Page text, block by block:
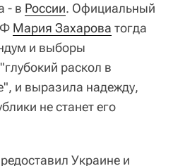
- в России. Официальный
Мария Захарова тогда
и выборы
раскол в
и выразила надежду,
не станет его
Украине и